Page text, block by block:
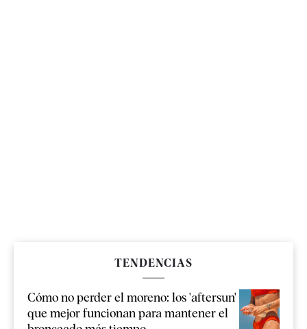
TENDENCIAS
Cómo no perder el moreno: los 'aftersun'
que mejor funcionan para mantener el